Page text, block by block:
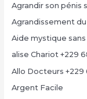
Agrandir son pénis
Agrandissement
Aide mystique
alise Chariot +229
Allo Docteurs +229
Argent Facile